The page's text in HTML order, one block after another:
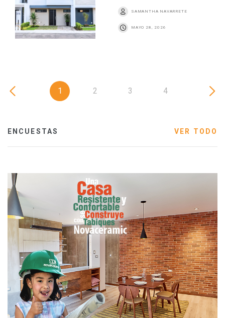
SAMANTHA NAVARRETE
MAYO 28, 2026
1 2 3 4
ENCUESTAS VER TODO